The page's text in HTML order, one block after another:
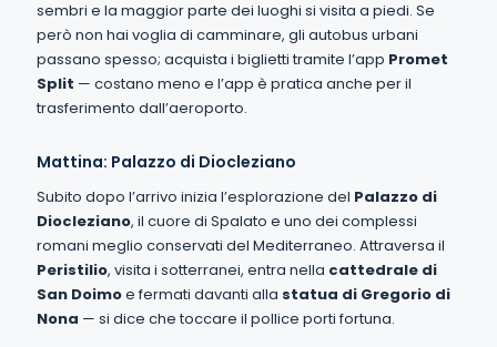
sembri e la maggior parte dei luoghi si visita a piedi. Se
però non hai voglia di camminare, gli autobus urbani
passano spesso; acquista i biglietti tramite l’app Promet
Split — costano meno e l’app è pratica anche per il
trasferimento dall’aeroporto.
Mattina: Palazzo di Diocleziano
Subito dopo l’arrivo inizia l’esplorazione del Palazzo di
Diocleziano, il cuore di Spalato e uno dei complessi
romani meglio conservati del Mediterraneo. Attraversa il
Peristilio, visita i sotterranei, entra nella cattedrale di
San Doimoe fermati davanti alla statua di Gregorio di
Nona — si dice che toccare il pollice porti fortuna.